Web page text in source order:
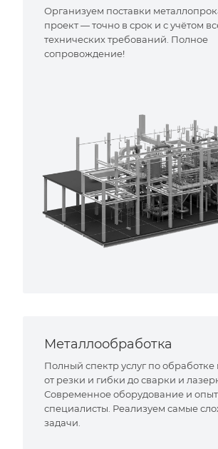
Организуем поставки
проект — точно в срок и с учётом
технических требований. Полное
сопровождение!
Металлообработка
Полный спектр услуг по
от резки и гибки до сварки и
Современное оборудование и
специалисты. Реализуем самые
задачи.